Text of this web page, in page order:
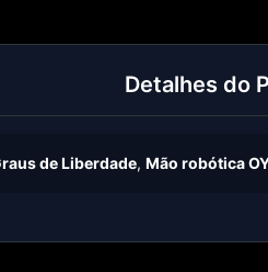
Detalhes do
de Liberdade, Mão robótica